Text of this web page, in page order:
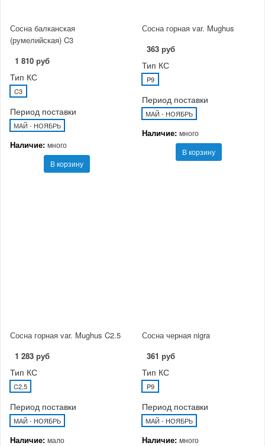
Сосна балканская
(румелийская) C3
1 810 руб
Тип КС
C3
Период поставки
МАЙ - НОЯБРЬ
Наличие: много
В корзину
Сосна горная var. Mughus
363 руб
Тип КС
P9
Период поставки
МАЙ - НОЯБРЬ
Наличие: много
В корзину
Сосна горная var. Mughus C2.5
1 283 руб
Тип КС
C2,5
Период поставки
МАЙ - НОЯБРЬ
Наличие: мало
Сосна черная nigra
361 руб
Тип КС
P9
Период поставки
МАЙ - НОЯБРЬ
Наличие: много